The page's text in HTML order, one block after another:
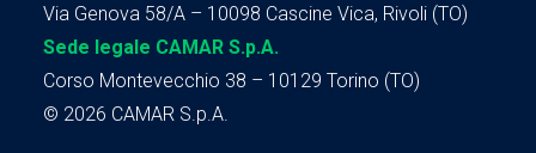
Via Genova 58/A – 10098 Cascine Vica, Rivoli (TO)
Sede legale CAMAR S.p.A.
Corso Montevecchio 38 – 10129 Torino (TO)
© 2026 CAMAR S.p.A.